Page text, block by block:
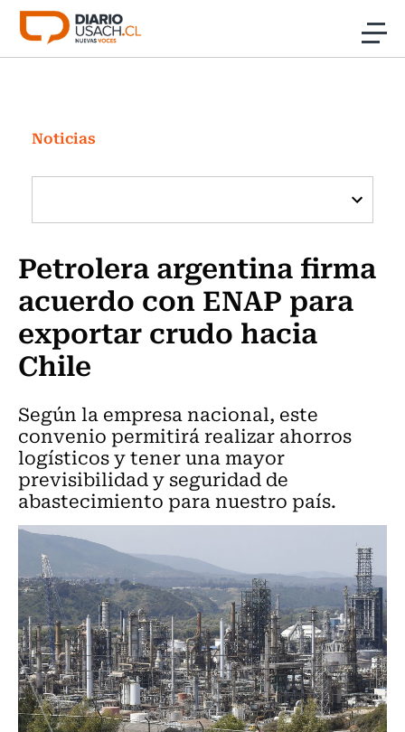
Click acá para ir directamente al contenido
Investigación
Cultura
Programas Radio y TV Usach
Noticias
Petrolera argentina firma
acuerdo con ENAP para
exportar crudo hacia
Chile
Según la empresa nacional, este
convenio permitirá realizar ahorros
logísticos y tener una mayor
previsibilidad y seguridad de
abastecimiento para nuestro país.